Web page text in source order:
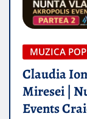
MUZICA
Claudia
Miresei |
Events